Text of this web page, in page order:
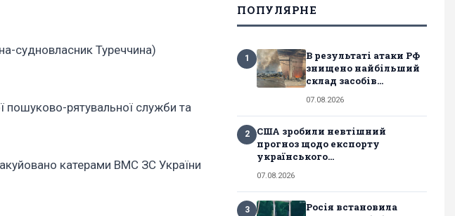
судновласник Туреччина)
пошуково-рятувальної служби та
катерами ВМС ЗС України
ПОПУЛЯРНЕ
1
В результаті атаки РФ
знищено найбільший
склад засобів...
07.08.2026
2
США зробили невтішний
прогноз щодо експорту
українського...
07.08.2026
3
Росія встановила